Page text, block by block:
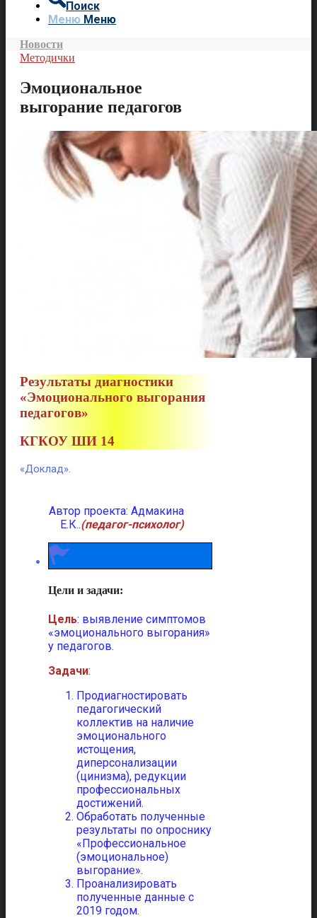
Поиск
Меню Меню
Новости
Методички
Эмоциональное
выгорание педагогов
Результаты диагностики
«Эмоционального выгорания
педагогов»
КГКОУ ШИ 14
«Доклад».
Автор проекта: Адмакина
Е.К..(педагог-психолог)
Цели и задачи:
Цель: выявление симптомов
«эмоционального выгорания»
у педагогов.
Задачи:
Продиагностировать
педагогический
коллектив на наличие
эмоционального
истощения,
диперсонализации
(цинизма), редукции
профессиональных
достижений.
Обработать полученные
результаты по опроснику
«Профессиональное
(эмоциональное)
выгорание».
Проанализировать
полученные данные с
2019 годом.